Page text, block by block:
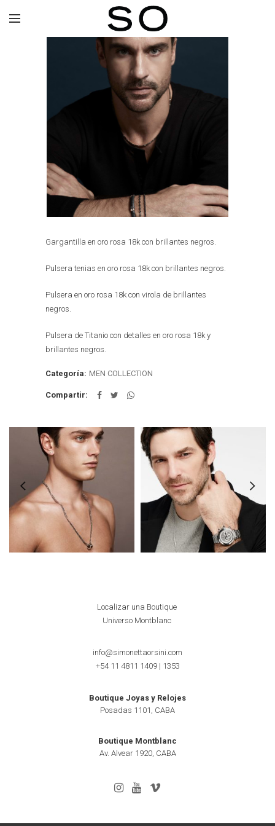
Gargantilla en oro rosa 18k con brillantes negros.
Pulsera tenias en oro rosa 18k con brillantes negros.
Pulsera en oro rosa 18k con virola de brillantes
negros.
Pulsera de Titanio con detalles en oro rosa 18k y
brillantes negros.
Categoría: MEN COLLECTION
Compartir
Localizar una Boutique
Universo Montblanc
info@simonettaorsini.com
+54 11 4811 1409| 1353
Boutique Joyas y Relojes
Posadas 1101, CABA
Boutique Montblanc
Av. Alvear 1920, CABA